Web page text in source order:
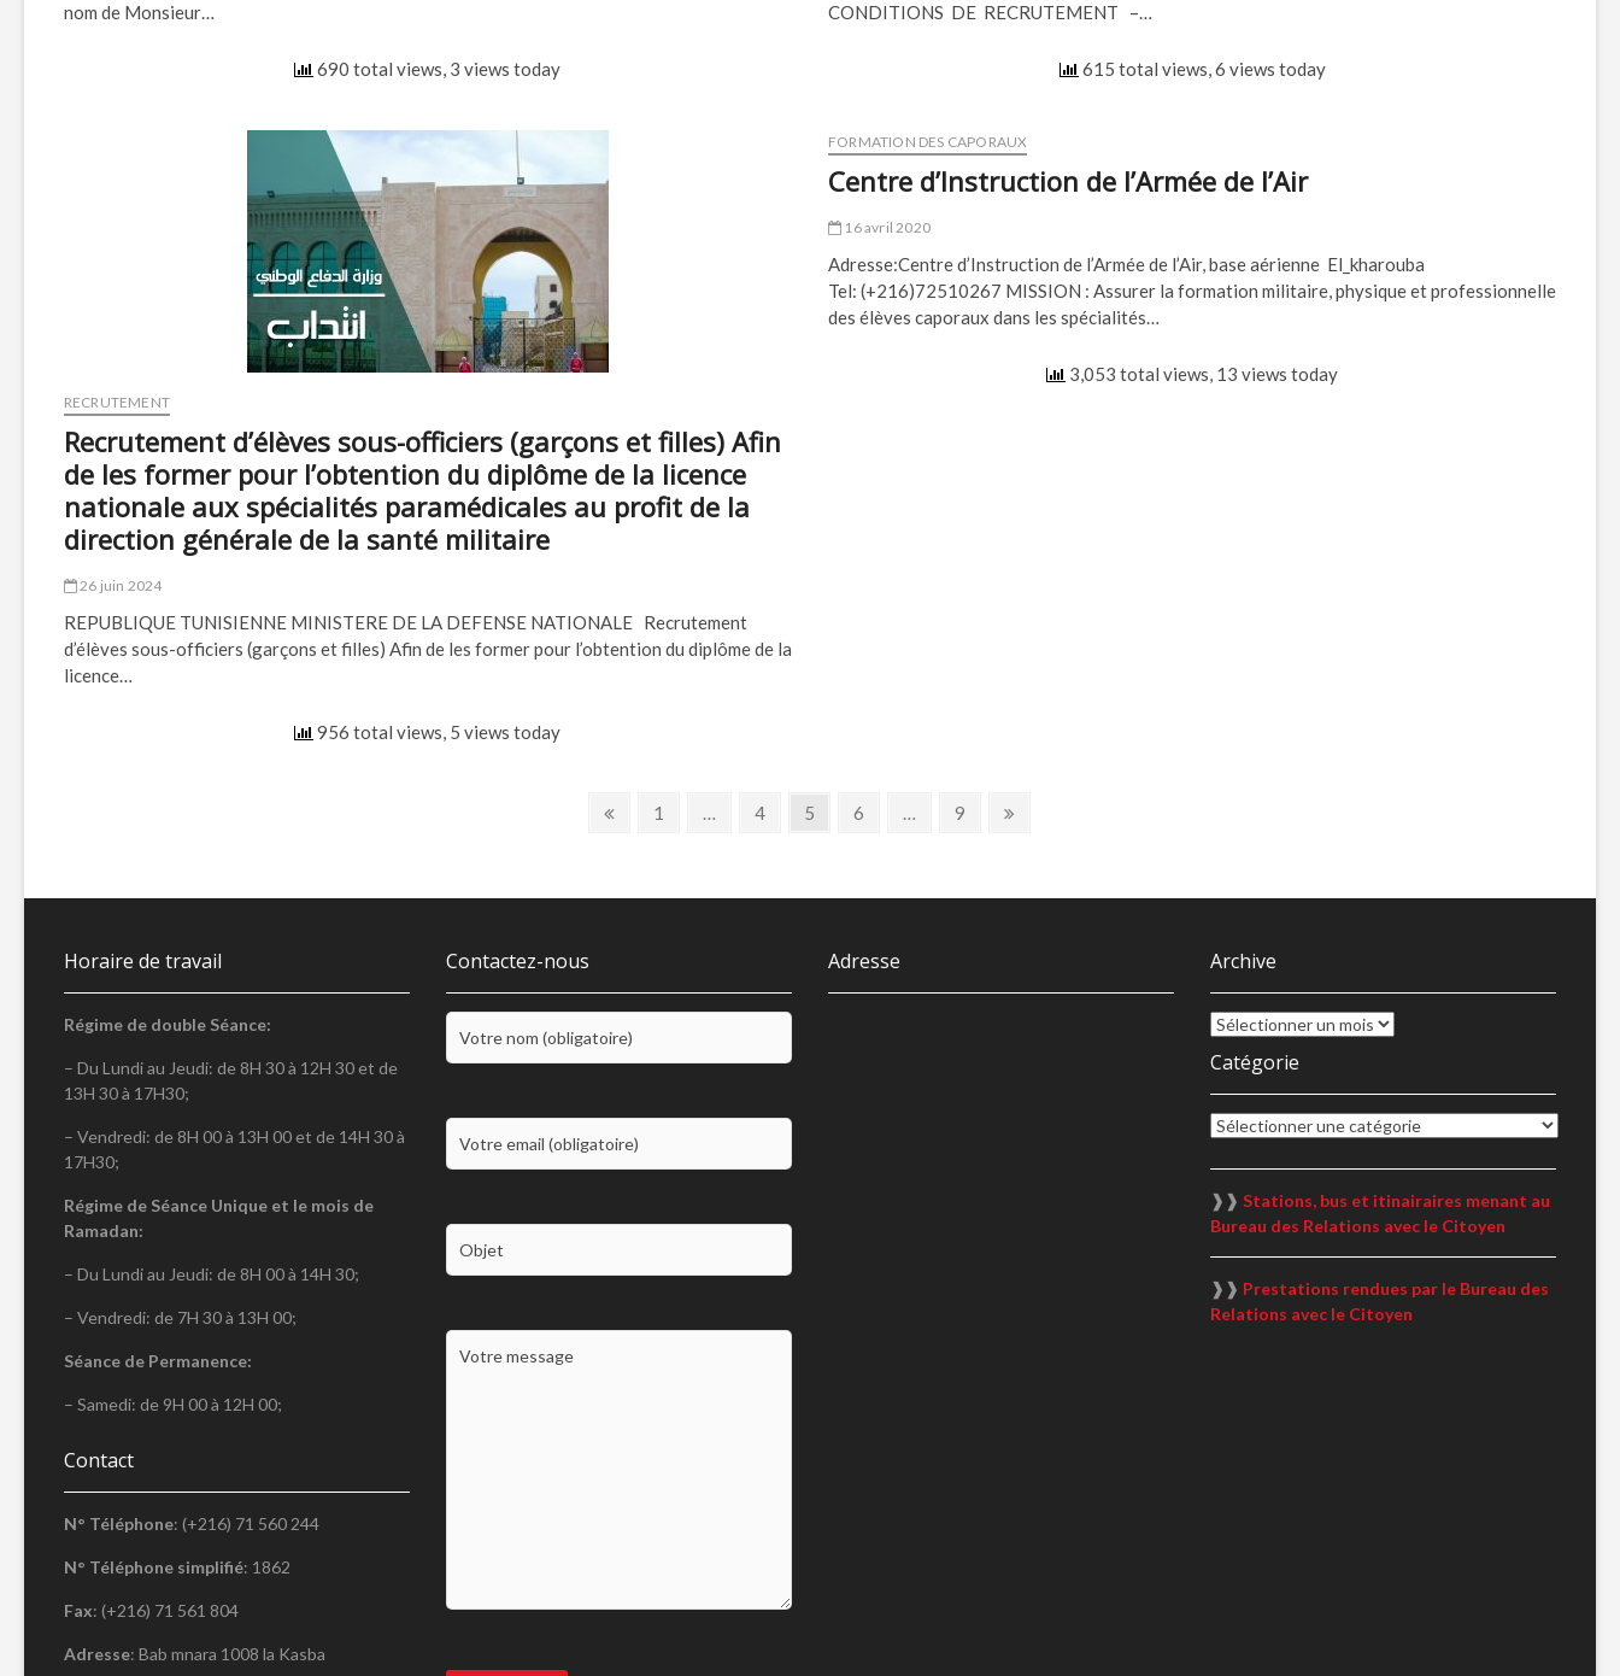
nom de Monsieur…
690 total views, 3 views today
CONDITIONS DE RECRUTEMENT –…
615 total views, 6 views today
RECRUTEMENT
Recrutement d’élèves sous-officiers (garçons et filles) Afin
de les former pour l’obtention du diplôme de la licence
nationale aux spécialités paramédicales au profit de la
direction générale de la santé militaire
26 juin 2024
REPUBLIQUE TUNISIENNE MINISTERE DE LA DEFENSE NATIONALE Recrutement
d’élèves sous-officiers (garçons et filles) Afin de les former pour l’obtention du diplôme de la
licence…
956 total views, 5 views today
FORMATION DES CAPORAUX
Centre d’Instruction de l’Armée de l’Air
16 avril 2020
Adresse:Centre d’Instruction de l’Armée de l’Air, base aérienne El_kharouba
Tel: (+216)72510267 MISSION : Assurer la formation militaire, physique et professionnelle
des élèves caporaux dans les spécialités…
3,053 total views, 13 views today
publications
Previous
Page
1 … Page
4 Page
5 Page
6 … Page
9
Horaire de travail
Régime de double Séance:
– Du Lundi au Jeudi: de 8H 30 à 12H 30 et de
13H 30 à 17H30;
– Vendredi: de 8H 00 à 13H 00 et de 14H 30 à
17H30;
Régime de Séance Unique et le mois de
Ramadan:
– Du Lundi au Jeudi: de 8H 00 à 14H 30;
– Vendredi: de 7H 30 à 13H 00;
Séance de Permanence:
– Samedi: de 9H 00 à 12H 00;
Contact
N° Téléphone: (+216) 71 560 244
N° Téléphone simplifié: 1862
Fax: (+216) 71 561 804
Adresse: Bab mnara 1008 la Kasba
Contactez-nous Adresse Archive
Archive
Catégorie
Catégorie
❱❱Stations, bus et itinairaires menant au
Bureau des Relations avec le Citoyen
❱❱ Prestations rendues par le Bureau des
Relations avec le Citoyen